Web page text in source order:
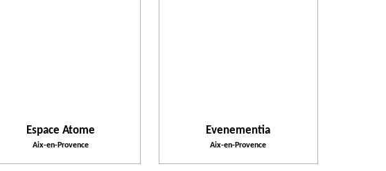
Espace Atome
Aix-en-Provence
Evenementia
Aix-en-Provence